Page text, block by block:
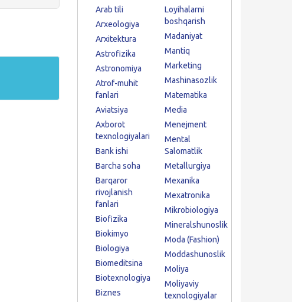
Arab tili
Arxeologiya
Arxitektura
Astrofizika
Astronomiya
Atrof-muhit
fanlari
Aviatsiya
Axborot
texnologiyalari
Bank ishi
Barcha soha
Barqaror
rivojlanish
fanlari
Biofizika
Biokimyo
Biologiya
Biomeditsina
Biotexnologiya
Biznes
Loyihalarni
boshqarish
Madaniyat
Mantiq
Marketing
Mashinasozlik
Matematika
Media
Menejment
Mental
Salomatlik
Metallurgiya
Mexanika
Mexatronika
Mikrobiologiya
Mineralshunoslik
Moda (Fashion)
Moddashunoslik
Moliya
Moliyaviy
texnologiyalar